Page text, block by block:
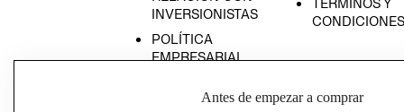
INVERSIONISTAS
POLÍTICA
EMPRESARIAL
CONDICIONES
Antes de empezar a comprar